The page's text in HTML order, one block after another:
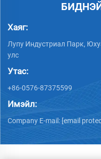
Хаяг:
Лупу Индустриал Парк,
улс
Утас:
+86-0576-87375599
Имэйл:
Company E-mail: [email